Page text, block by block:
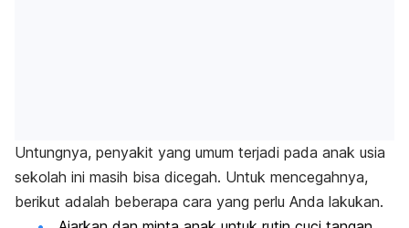
Untungnya, penyakit yang umum terjadi pada anak usia
sekolah ini masih bisa dicegah. Untuk mencegahnya,
berikut adalah beberapa cara yang perlu Anda lakukan.